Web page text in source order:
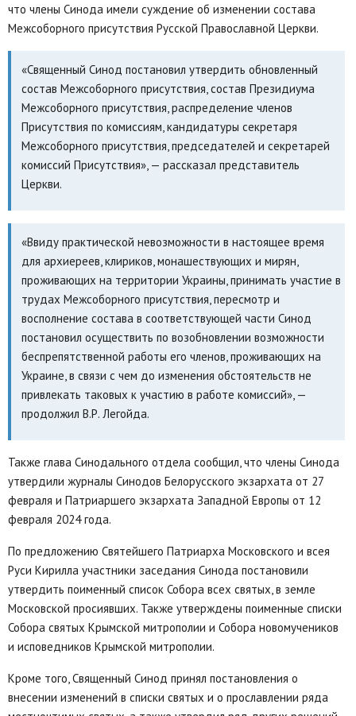
что члены Синода имели суждение об изменении состава
Межсоборного присутствия Русской Православной Церкви.
«Священный Синод постановил утвердить обновленный
состав Межсоборного присутствия, состав Президиума
Межсоборного присутствия, распределение членов
Присутствия по комиссиям, кандидатуры секретаря
Межсоборного присутствия, председателей и секретарей
комиссий Присутствия», — рассказал представитель
Церкви.
«Ввиду практической невозможности в настоящее время
для архиереев, клириков, монашествующих и мирян,
проживающих на территории Украины, принимать участие в
трудах Межсоборного присутствия, пересмотр и
восполнение состава в соответствующей части Синод
постановил осуществить по возобновлении возможности
беспрепятственной работы его членов, проживающих на
Украине, в связи с чем до изменения обстоятельств не
привлекать таковых к участию в работе комиссий», —
продолжил В.Р. Легойда.
Также глава Синодального отдела сообщил, что члены Синода
утвердили журналы Синодов Белорусского экзархата от 27
февраля и Патриаршего экзархата Западной Европы от 12
февраля 2024 года.
По предложению Святейшего Патриарха Московского и всея
Руси Кирилла участники заседания Синода постановили
утвердить поименный список Собора всех святых, в земле
Московской просиявших. Также утверждены поименные списки
Собора святых Крымской митрополии и Собора новомучеников
и исповедников Крымской митрополии.
Кроме того, Священный Синод принял постановления о
внесении изменений в списки святых и о прославлении ряда